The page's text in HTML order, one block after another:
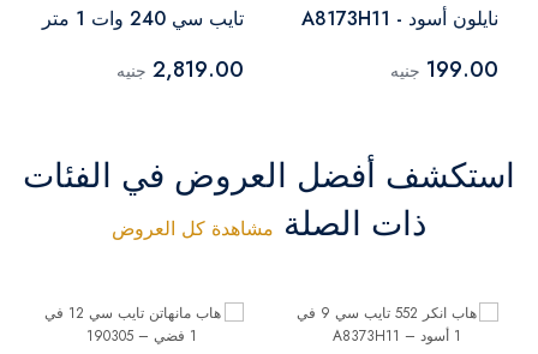
نايلون أسود - A8173H11
199.00 جنيه
تايب سي 240 وات 1 متر
2,819.00 جنيه
استكشف أفضل العروض في الفئات
ذات الصلة مشاهدة كل العروض